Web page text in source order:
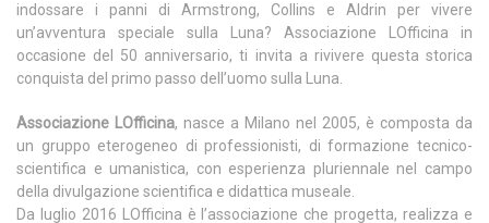
indossare i panni di Armstrong, Collins e Aldrin per vivere
un’avventura speciale sulla Luna? Associazione LOfficina in
occasione del 50 anniversario, ti invita a rivivere questa storica
conquista del primo passo dell’uomo sulla Luna.
Associazione LOfficina, nasce a Milano nel 2005, è composta da
un gruppo eterogeneo di professionisti, di formazione tecnico-
scientifica e umanistica, con esperienza pluriennale nel campo
della divulgazione scientifica e didattica museale.
Da luglio 2016 LOfficina è l’associazione che progetta, realizza e